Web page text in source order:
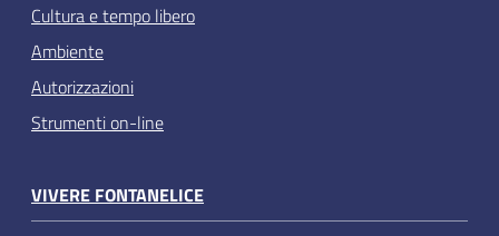
Cultura e tempo libero
Ambiente
Autorizzazioni
Strumenti on-line
VIVERE FONTANELICE